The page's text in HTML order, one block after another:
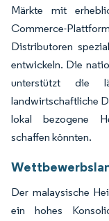
Märkte mit
Commerce-
Distributoren
entwickeln. Die
unterstützt die
landwirtschaftliche
lokal bezogene
schaffen könnten.
Der malaysische
ein hohes